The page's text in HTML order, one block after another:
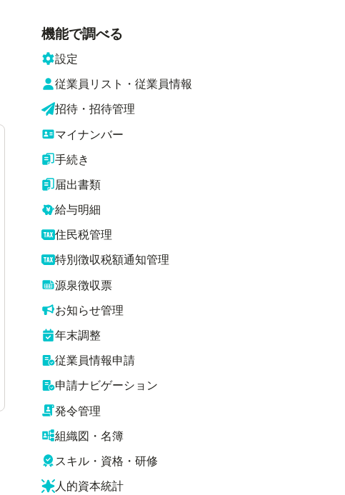
機能で調べる
設定
従業員リスト・従業員情報
招待・招待管理
マイナンバー
手続き
届出書類
給与明細
住民税管理
特別徴収税額通知管理
源泉徴収票
お知らせ管理
年末調整
従業員情報申請
申請ナビゲーション
発令管理
組織図・名簿
スキル・資格・研修
人的資本統計